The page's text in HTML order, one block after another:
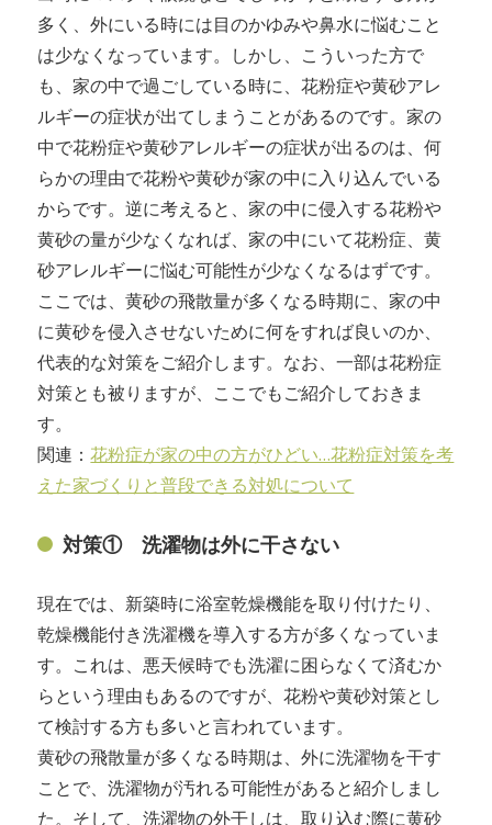
多く、外にいる時には目のかゆみや鼻水に悩むこと
は少なくなっています。しかし、こういった方で
も、家の中で過ごしている時に、花粉症や黄砂アレ
ルギーの症状が出てしまうことがあるのです。家の
中で花粉症や黄砂アレルギーの症状が出るのは、何
らかの理由で花粉や黄砂が家の中に入り込んでいる
からです。逆に考えると、家の中に侵入する花粉や
黄砂の量が少なくなれば、家の中にいて花粉症、黄
砂アレルギーに悩む可能性が少なくなるはずです。
ここでは、黄砂の飛散量が多くなる時期に、家の中
に黄砂を侵入させないために何をすれば良いのか、
代表的な対策をご紹介します。なお、一部は花粉症
対策とも被りますが、ここでもご紹介しておきま
す。
関連：花粉症が家の中の方がひどい…花粉症対策を考
えた家づくりと普段できる対処について
対策① 洗濯物は外に干さない
現在では、新築時に浴室乾燥機能を取り付けたり、
乾燥機能付き洗濯機を導入する方が多くなっていま
す。これは、悪天候時でも洗濯に困らなくて済むか
らという理由もあるのですが、花粉や黄砂対策とし
て検討する方も多いと言われています。
黄砂の飛散量が多くなる時期は、外に洗濯物を干す
ことで、洗濯物が汚れる可能性があると紹介しまし
た。そして、洗濯物の外干しは、取り込む際に黄砂